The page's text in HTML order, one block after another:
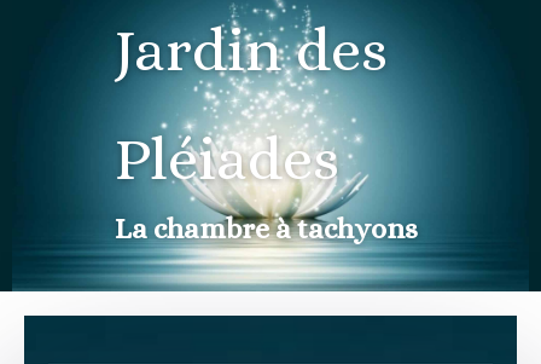
Jardin des
Pléiades
La chambre à tachyons